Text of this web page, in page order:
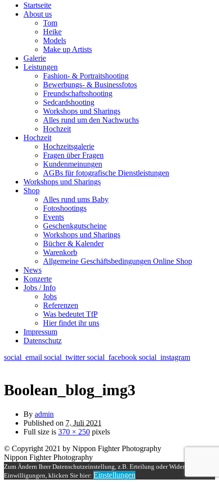
Startseite
About us
Tom
Heike
Models
Make up Artists
Galerie
Leistungen
Fashion- & Portraitshooting
Bewerbungs- & Businessfotos
Freundschaftsshooting
Sedcardshooting
Workshops und Sharings
Alles rund um den Nachwuchs
Hochzeit
Hochzeit
Hochzeitsgalerie
Fragen über Fragen
Kundenmeinungen
AGBs für fotografische Dienstleistungen
Workshops und Sharings
Shop
Alles rund ums Baby
Fotoshootings
Events
Geschenkgutscheine
Workshops und Sharings
Bücher & Kalender
Warenkorb
Allgemeine Geschäftsbedingungen Online Shop
News
Konzerte
Jobs / Info
Jobs
Referenzen
Was bedeutet TfP
Hier findet ihr uns
Impressum
Datenschutz
social_email social_twittersocial_facebook social_instagram
Boolean_blog_img3
By admin
Published on 7. Juli 2021
Full size is 370 × 250 pixels
© Copyright 2021 by Nippon Fighter Photography
Nippon Fighter Photography
Zum Ändern Ihrer Datenschutzeinstellung, z.B. Erteilung oder Widerruf von
Einwilligungen, klicken Sie hier: Einstellungen